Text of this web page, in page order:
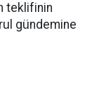
teklifinin
gündemine